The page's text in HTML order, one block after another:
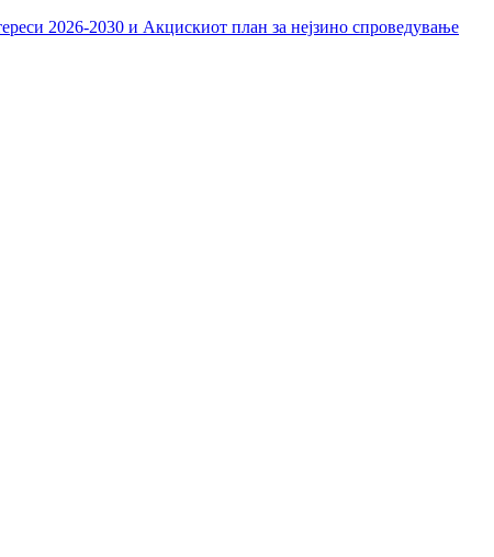
2026-2030 и Акцискиот план за нејзино спроведување